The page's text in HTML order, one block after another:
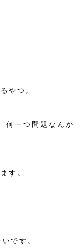
やつ。
何一つ問題なんか
す。
です。